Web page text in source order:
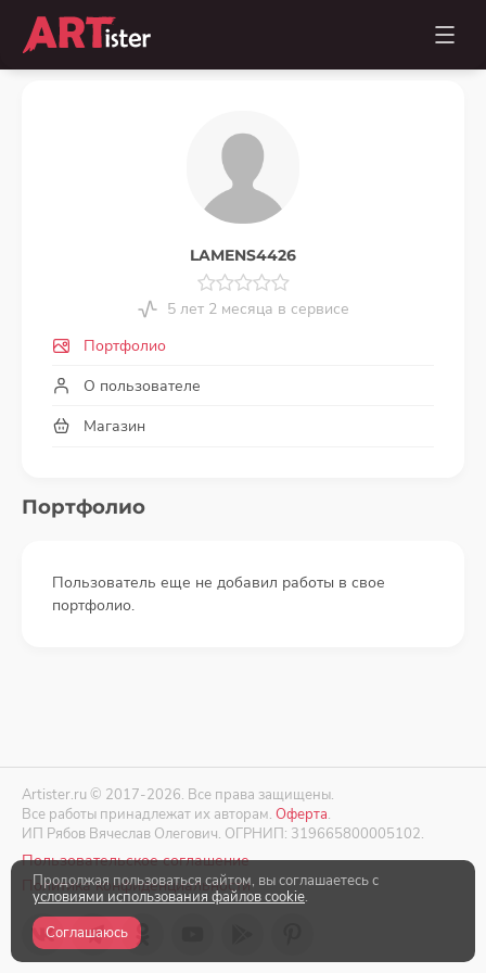
LAMENS4426
5 лет 2 месяца в сервисе
Портфолио
О пользователе
Магазин
Портфолио
Пользователь еще не добавил работы в свое
портфолио.
Artister.ru © 2017-2026. Все права защищены.
Все работы принадлежат их авторам. Оферта.
ИП Рябов Вячеслав Олегович. ОГРНИП: 319665800005102.
Пользовательское соглашение
Политика конфиденциальности
Продолжая пользоваться сайтом, вы соглашаетесь с
условиями использования файлов cookie.
Соглашаюсь